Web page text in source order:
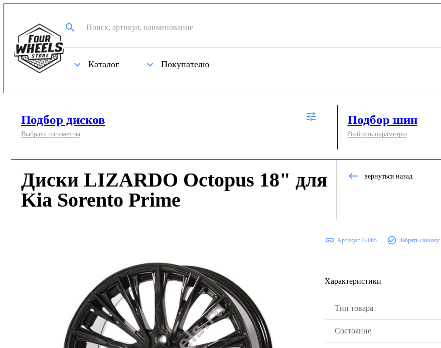
Каталог Покупателю
Подбор дисков
Выбрать параметры
Подбор шин
Выбрать параметры
Диски LIZARDO Octopus 18" для
Kia Sorento Prime
вернуться назад
Артикул: 42065 Забрать самому:
Характеристики
Тип товара
Состояние